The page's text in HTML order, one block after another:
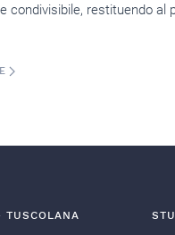
restituendo al